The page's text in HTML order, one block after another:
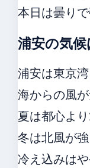
本日は曇り
浦安の気
浦安は東京湾
海からの風
夏は都心よ
冬は北風が強
冷え込みは